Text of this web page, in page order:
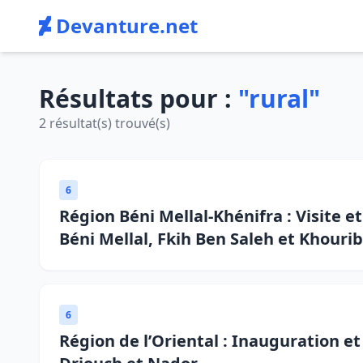
Devanture.net
Résultats pour : "rural"
2 résultat(s) trouvé(s)
6
Région Béni Mellal-Khénifra : Visite
Béni Mellal, Fkih Ben Saleh et
6
Région de l’Oriental : Inauguration